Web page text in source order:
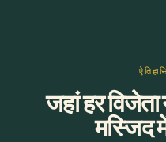
जहां हर
मस्जिद